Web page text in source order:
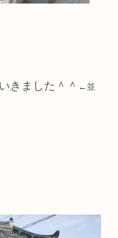
きました＾＾ ←並